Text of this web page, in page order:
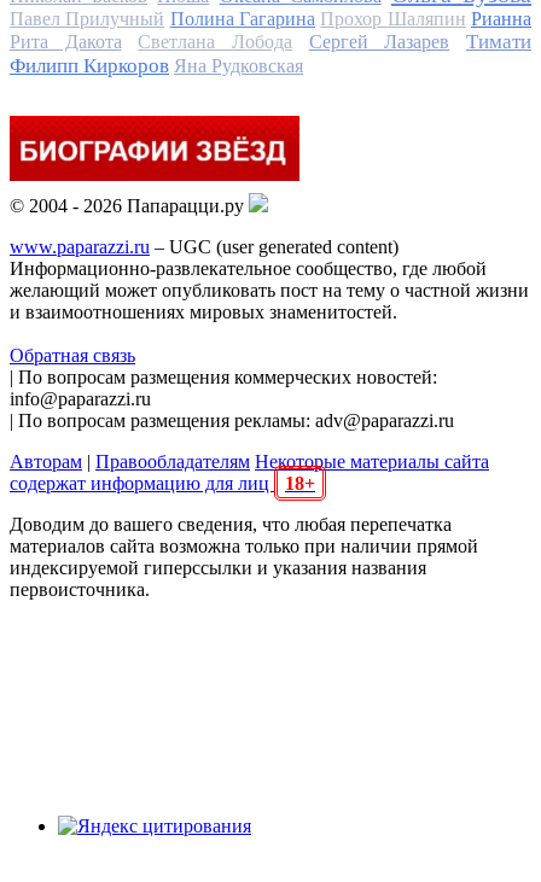
Павел Прилучный Полина Гагарина Прохор Шаляпин Рианна
Рита Дакота
Светлана Лобода Сергей Лазарев
Тимати
Филипп Киркоров Яна Рудковская
© 2004 - 2026 Папарацци.ру
www.paparazzi.ru – UGC (user generated content)
Информационно-развлекательное сообщество, где любой
желающий может опубликовать пост на тему о частной жизни
и взаимоотношениях мировых знаменитостей.
Обратная связь
| По вопросам размещения коммерческих новостей:
info@paparazzi.ru
| По вопросам размещения рекламы: adv@paparazzi.ru
Авторам | Правообладателям Некоторые материалы сайта
содержат информацию для лиц
18+
Доводим до вашего сведения, что любая перепечатка
материалов сайта возможна только при наличии прямой
индексируемой гиперссылки и указания названия
первоисточника.